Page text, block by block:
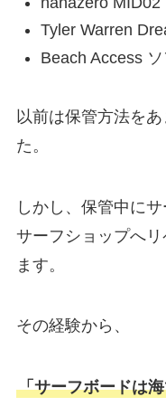
Tyler Warren
Beach Access
以前は保管方法を
た。
しかし、保管中に
サーフショップへ
ます。
その経験から、
「サーフボードは